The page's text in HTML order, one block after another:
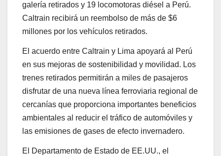
galería retirados y 19 locomotoras diésel a Perú.
Caltrain recibirá un reembolso de más de $6
millones por los vehículos retirados.
El acuerdo entre Caltrain y Lima apoyará al Perú
en sus mejoras de sostenibilidad y movilidad. Los
trenes retirados permitirán a miles de pasajeros
disfrutar de una nueva línea ferroviaria regional de
cercanías que proporciona importantes beneficios
ambientales al reducir el tráfico de automóviles y
las emisiones de gases de efecto invernadero.
El Departamento de Estado de EE.UU., el